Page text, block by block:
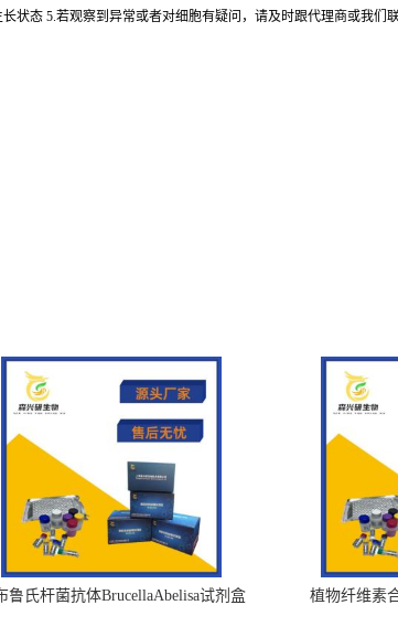
状态 5.若观察到异常或者对细胞有疑问，请及时跟代理商或我们
鲁氏杆菌抗体BrucellaAbelisa试剂盒 植物纤维素